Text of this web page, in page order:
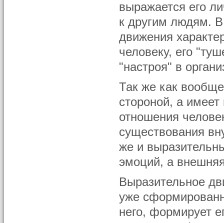
выражается его
к другим людям. В
движения
человеку, его
"настроя" в
Так же как
стороной, а
отношения
существования
же и
эмоций, а
Выразительное
уже
него, формирует